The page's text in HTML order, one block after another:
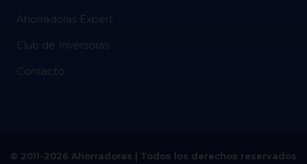
Ahorradoras Expert
Club de Inversoras
Contacto
© 2011-2026 Ahorradoras | Todos los derechos reservados